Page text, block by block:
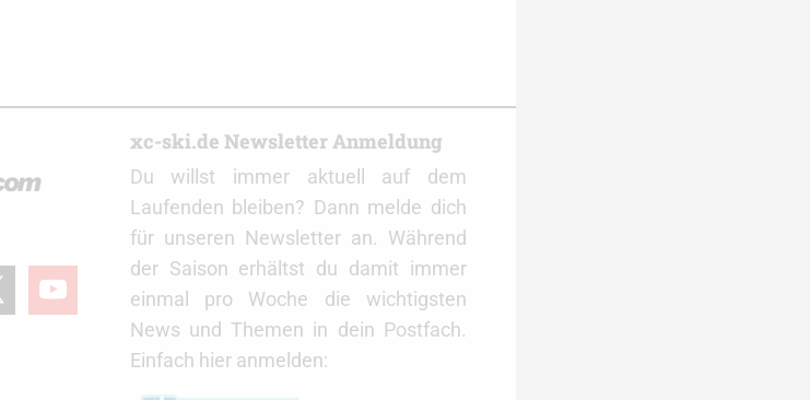
youtube
xc-ski.de Newsletter Anmeldung
Du willst immer aktuell auf dem
Laufenden bleiben? Dann melde dich
für unseren Newsletter an. Während
der Saison erhältst du damit immer
einmal pro Woche die wichtigsten
News und Themen in dein Postfach.
Einfach hier anmelden: